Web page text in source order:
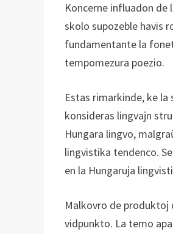
Koncerne influadon de
skolo supozeble havis
fundamentante la
tempomezura poezio.
Estas rimarkinde, ke
konsideras lingvajn
Hungara lingvo,
lingvistika tendenco.
en la Hungaruja
Malkovro de produktoj
vidpunkto. La temo